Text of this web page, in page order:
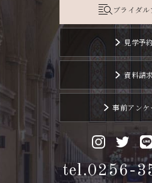
ブライダル
見学予約
資料請求
事前アンケ
tel.0256-